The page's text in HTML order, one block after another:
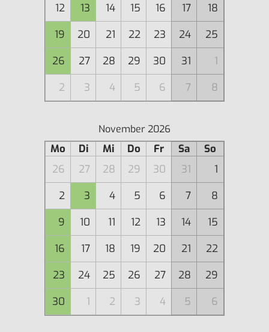
12
13 14 15 16 17
18
19
20 21 22 23 24
25
26
27 28 29 30 31
1
2
3 4 5 6 7 8
November 2026
Mo Di Mi Do Fr Sa
So
26
27 28 29 30 31
1
2
3 4 5 6 7
8
9
10 11 12 13 14
15
16
17 18 19 20 21
22
23
24 25 26 27 28
29
30
1 2 3 4 5 6